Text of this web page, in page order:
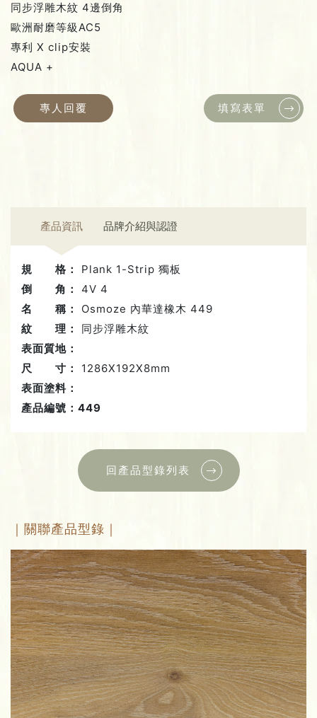
同步浮雕木紋 4邊倒角
歐洲耐磨等級AC5
專利 X clip安裝
AQUA +
專人回覆 填寫表單
產品資訊 品牌介紹與認證
規 格：
Plank 1-Strip 獨板
倒 角：
4V 4
名 稱：
Osmoze 內華達橡木 449
紋 理：
同步浮雕木紋
表面質地：
尺 寸：
1286X192X8mm
表面塗料：
產品編號：449
回產品型錄列表
｜關聯產品型錄｜